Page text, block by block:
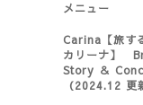
メニュー
Carina【旅す
カリーナ】
Story ＆
（2024.12 更